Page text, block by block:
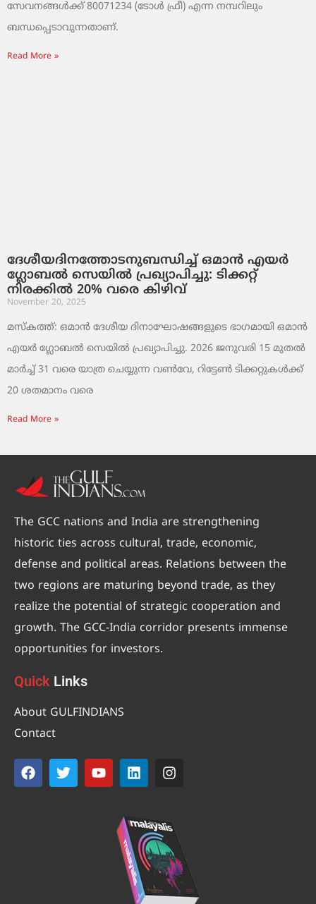
സേവനങ്ങൾക്ക് 80071234 (ടോൾ ഫ്രീ) എന്ന നമ്പറിലും
ബന്ധപ്പെടാവുന്നതാണ്.
Read More »
ദേശീയദിനത്തോടനുബന്ധിച്ച് ഒമാൻ എയർ
ഗ്ലോബൽ സെയിൽ പ്രഖ്യാപിച്ചു: ടിക്കറ്റ്
നിരക്കിൽ 20% വരെ കിഴിവ്
November 20, 2025
മസ്‌കത്ത്: ഒമാൻ ദേശീയ ദിനാഘോഷങ്ങളുടെ ഭാഗമായി ഒമാൻ
എയർ ഗ്ലോബൽ സെയിൽ പ്രഖ്യാപിച്ചു. 2026 ജനുവരി 15 മുതൽ
മാർച്ച് 31 വരെ യാത്ര ചെയ്യുന്ന വൺവേ, റിട്ടേൺ ടിക്കറ്റുകൾക്ക്
20 ശതമാനം വരെ
Read More »
The GCC nations and India are strengthening
historic ties across cultural, trade, economic,
defense and political areas. Relations between the
two regions are maturing beyond trade, as they
realize the potential of strategic cooperation and
growth. The GCC-India corridor presents immense
opportunities for investors.
Quick Links
About GULFINDIANS
Contact